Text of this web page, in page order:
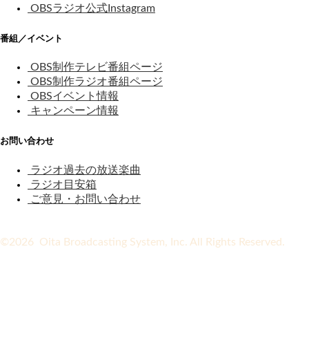
OBSラジオ公式Instagram
番組／イベント
OBS制作テレビ番組ページ
OBS制作ラジオ番組ページ
OBSイベント情報
キャンペーン情報
お問い合わせ
ラジオ過去の放送楽曲
ラジオ目安箱
ご意見・お問い合わせ
©2026 Oita Broadcasting System, Inc. All Rights Reserved.